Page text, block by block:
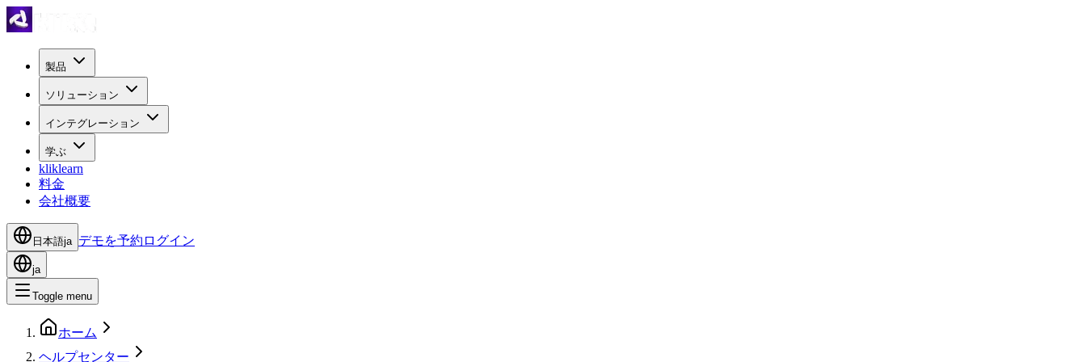
製品
ソリューション
インテグレーション
学ぶ
kliklearn
料金
会社概要
日本語ja デモを予約 ログイン
ja
Toggle menu
ホーム
ヘルプセンター